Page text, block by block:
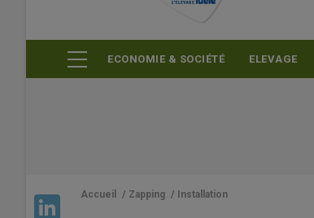
ECONOMIE & SOCIÉTÉ ELEVAGE
Accueil / Zapping / Installation